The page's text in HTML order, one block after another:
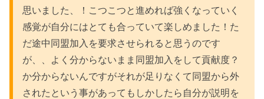
思いました、！こつこつと進めれば強くなっていく
感覚が自分にはとても合っていて楽しめました！た
だ途中同盟加入を要求させられると思うのです
が、、よく分からないまま同盟加入をして貢献度？
か分からないんですがそれが足りなくて同盟から外
されたという事があってもしかしたら自分が説明を